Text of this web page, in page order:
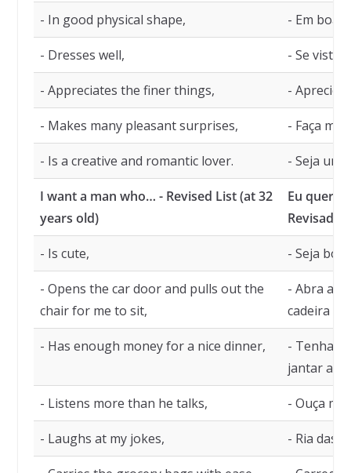
- In good physical shape, - Em boa
- Dresses well, - Se vista
- Appreciates the finer things, - Aprecie
- Makes many pleasant surprises, - Faça
- Is a creative and romantic lover. - Seja um
I want a man who… - Revised List (at 32
years old)
Eu quero
Revisada
- Is cute, - Seja
- Opens the car door and pulls out the
chair for me to sit,
- Abra a
cadeira
- Has enough money for a nice dinner,
- Tenha
jantar
- Listens more than he talks, - Ouça
- Laughs at my jokes, - Ria das